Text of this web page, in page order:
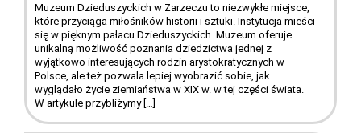
Muzeum Dzieduszyckich w Zarzeczu to niezwykłe miejsce,
które przyciąga miłośników historii i sztuki. Instytucja mieści
się w pięknym pałacu Dzieduszyckich. Muzeum oferuje
unikalną możliwość poznania dziedzictwa jednej z
wyjątkowo interesujących rodzin arystokratycznych w
Polsce, ale też pozwala lepiej wyobrazić sobie, jak
wyglądało życie ziemiaństwa w XIX w. w tej części świata.
W artykule przybliżymy […]